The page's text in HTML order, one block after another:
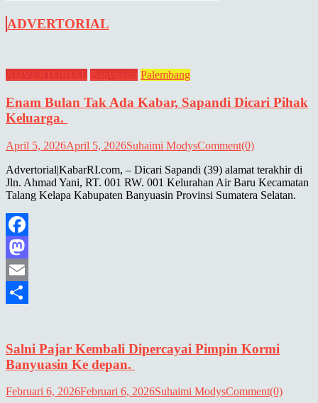
ADVERTORIAL
ADVERTORIAL Banyuasin Palembang
Enam Bulan Tak Ada Kabar, Sapandi Dicari Pihak
Keluarga.
April 5, 2026April 5, 2026Suhaimi ModysComment(0)
Advertorial|KabarRI.com, – Dicari Sapandi (39) alamat terakhir di
Jln. Ahmad Yani, RT. 001 RW. 001 Kelurahan Air Baru Kecamatan
Talang Kelapa Kabupaten Banyuasin Provinsi Sumatera Selatan.
Facebook
Mastodon
Email
Salni Pajar Kembali Dipercayai Pimpin Kormi
Banyuasin Ke depan.
Februari 6, 2026Februari 6, 2026Suhaimi ModysComment(0)